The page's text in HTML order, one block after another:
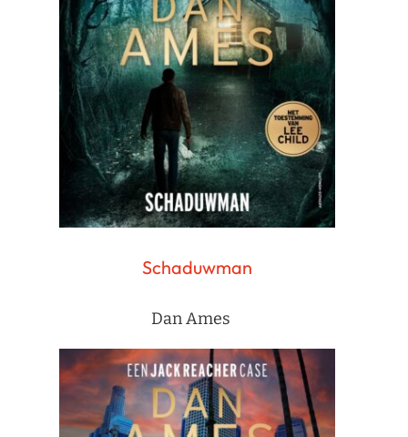
Schaduwman
Dan Ames